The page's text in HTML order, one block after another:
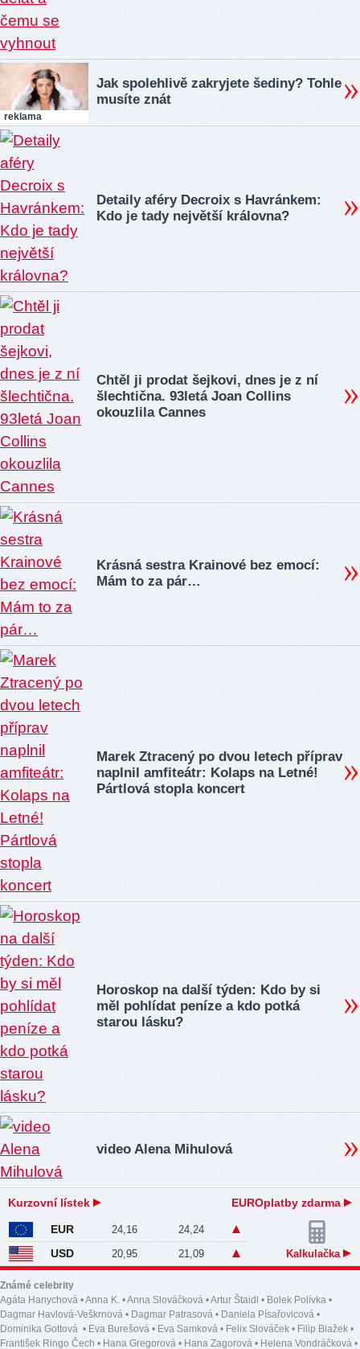
reklama
Jak spolehlivě zakryjete šediny? Tohle
musíte znát
Detaily aféry Decroix s Havránkem:
Kdo je tady největší královna?
Chtěl ji prodat šejkovi, dnes je z ní
šlechtična. 93letá Joan Collins
okouzlila Cannes
Krásná sestra Krainové bez emocí:
Mám to za pár…
Marek Ztracený po dvou letech příprav
naplnil amfiteátr: Kolaps na Letné!
Pártlová stopla koncert
Horoskop na další týden: Kdo by si
měl pohlídat peníze a kdo potká
starou lásku?
video Alena Mihulová
Kurzovní lístek EUROplatby zdarma
EUR 24,16 24,24
USD 20,95 21,09 Kalkulačka
Známé celebrity
Agáta Hanychová •Anna K. •Anna Slováčková •Artur Štaidl • Bolek Polívka •
Dagmar Havlová-Veškrnová • Dagmar Patrasová • Daniela Písařovicová •
Dominika Gottová • Eva Burešová • Eva Samková • Felix Slováček • Filip Blažek •
František Ringo Čech • Hana Gregorová • Hana Zagorová • Helena Vondráčková •